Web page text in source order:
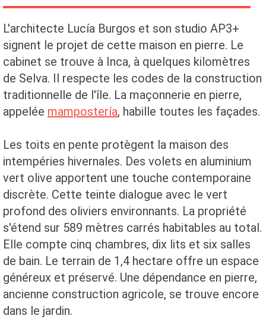
L'architecte Lucía Burgos et son studio AP3+
signent le projet de cette maison en pierre. Le
cabinet se trouve à Inca, à quelques kilomètres
de Selva. Il respecte les codes de la construction
traditionnelle de l'île. La maçonnerie en pierre,
appelée mampostería, habille toutes les façades.
Les toits en pente protègent la maison des
intempéries hivernales. Des volets en aluminium
vert olive apportent une touche contemporaine
discrète. Cette teinte dialogue avec le vert
profond des oliviers environnants. La propriété
s'étend sur 589 mètres carrés habitables au total.
Elle compte cinq chambres, dix lits et six salles
de bain. Le terrain de 1,4 hectare offre un espace
généreux et préservé. Une dépendance en pierre,
ancienne construction agricole, se trouve encore
dans le jardin.